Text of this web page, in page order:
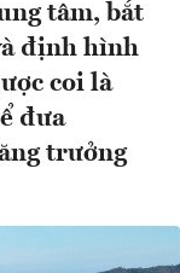
tâm, bắt
định hình
coi là
đưa
trưởng